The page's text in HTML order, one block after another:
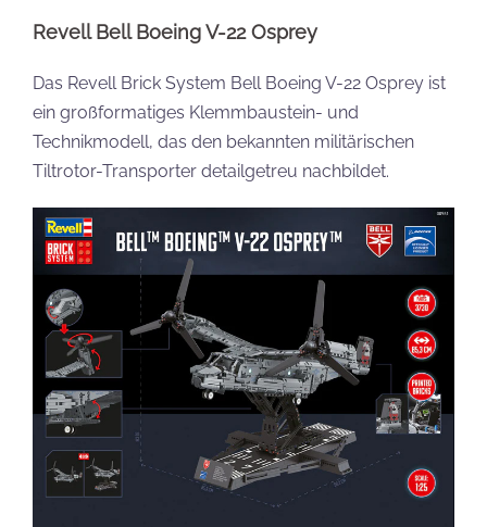
Revell Bell Boeing V-22 Osprey
Das Revell Brick System Bell Boeing V-22 Osprey ist
ein großformatiges Klemmbaustein- und
Technikmodell, das den bekannten militärischen
Tiltrotor-Transporter detailgetreu nachbildet.